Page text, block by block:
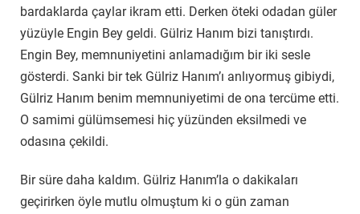
bardaklarda çaylar ikram etti. Derken öteki odadan güler
yüzüyle Engin Bey geldi. Gülriz Hanım bizi tanıştırdı.
Engin Bey, memnuniyetini anlamadığım bir iki sesle
gösterdi. Sanki bir tek Gülriz Hanım’ı anlıyormuş gibiydi,
Gülriz Hanım benim memnuniyetimi de ona tercüme etti.
O samimi gülümsemesi hiç yüzünden eksilmedi ve
odasına çekildi.
Bir süre daha kaldım. Gülriz Hanım’la o dakikaları
geçirirken öyle mutlu olmuştum ki o gün zaman